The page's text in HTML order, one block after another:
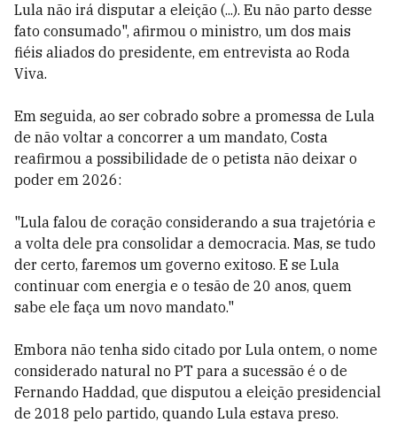
Lula não irá disputar a eleição (...). Eu não parto desse
fato consumado", afirmou o ministro, um dos mais
fiéis aliados do presidente, em entrevista ao Roda
Viva.
Em seguida, ao ser cobrado sobre a promessa de Lula
de não voltar a concorrer a um mandato, Costa
reafirmou a possibilidade de o petista não deixar o
poder em 2026:
"Lula falou de coração considerando a sua trajetória e
a volta dele pra consolidar a democracia. Mas, se tudo
der certo, faremos um governo exitoso. E se Lula
continuar com energia e o tesão de 20 anos, quem
sabe ele faça um novo mandato."
Embora não tenha sido citado por Lula ontem, o nome
considerado natural no PT para a sucessão é o de
Fernando Haddad, que disputou a eleição presidencial
de 2018 pelo partido, quando Lula estava preso.